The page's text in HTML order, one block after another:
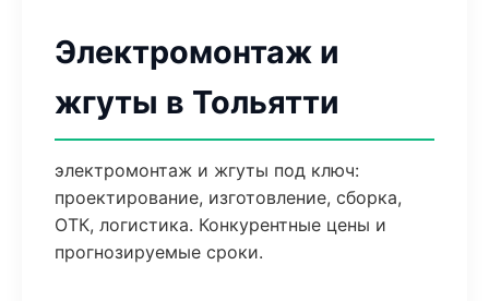
Электромонтаж и
жгуты в Тольятти
электромонтаж и жгуты под ключ:
проектирование, изготовление, сборка,
ОТК, логистика. Конкурентные цены и
прогнозируемые сроки.